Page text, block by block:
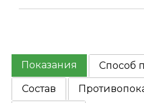
Показания
Способ
Состав